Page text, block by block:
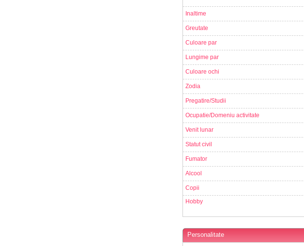
Inaltime
Greutate
Culoare par
Lungime par
Culoare ochi
Zodia
Pregatire/Studii
Ocupatie/Domeniu activitate
Venit lunar
Statut civil
Fumator
Alcool
Copii
Hobby
Personalitate